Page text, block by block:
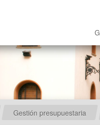
Gestión presupuestaria